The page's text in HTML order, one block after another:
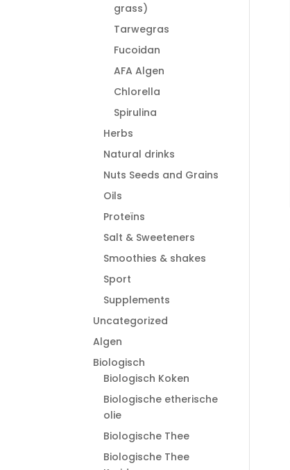
grass)
Tarwegras
Fucoidan
AFA Algen
Chlorella
Spirulina
Herbs
Natural drinks
Nuts Seeds and Grains
Oils
Proteïns
Salt & Sweeteners
Smoothies & shakes
Sport
Supplements
Uncategorized
Algen
Biologisch
Biologisch Koken
Biologische etherische
olie
Biologische Thee
Biologische Thee